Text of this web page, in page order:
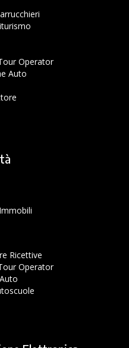
Operator
Auto
Ricettive
Operator